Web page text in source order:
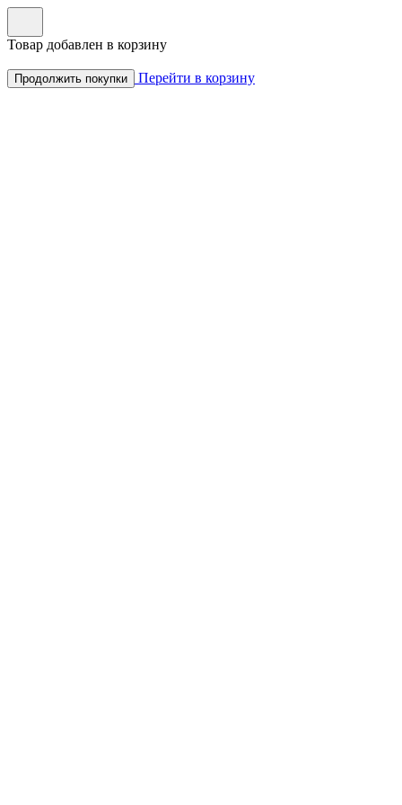
Товар добавлен в корзину
Продолжить покупки Перейти в корзину